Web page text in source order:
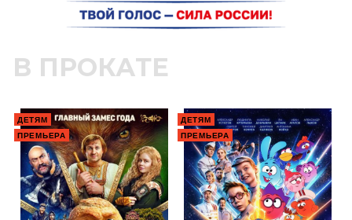
В ПРОКАТЕ
ДЕТЯМ
ПРЕМЬЕРА
ДЕТЯМ
ПРЕМЬЕРА